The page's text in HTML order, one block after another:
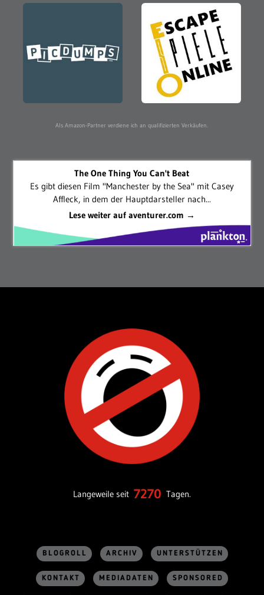
Als Amazon-Partner verdiene ich an qualifizierten Verkäufen.
The One Thing You Can't Beat
Es gibt diesen Film "Manchester by the Sea" mit Casey
Affleck, in dem der Hauptdarsteller nach...
Lese weiter auf aventurer.com →
Langeweile seit 7270 Tagen.
BLOGROLL ARCHIV UNTERSTÜTZEN
KONTAKT MEDIADATEN SPONSORED